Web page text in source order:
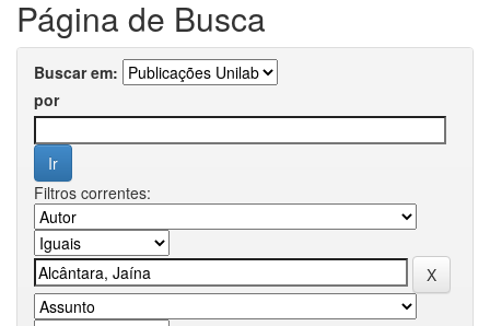
Página de Busca
Buscar em:
por
Filtros correntes: